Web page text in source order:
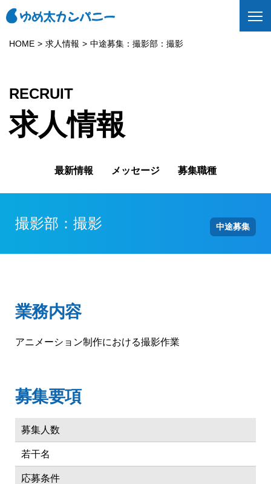
HOME 求人情報 中途募集：撮影部：撮影
RECRUIT
求人情報
最新情報 メッセージ 募集職種
撮影部：撮影 中途募集
業務内容
アニメーション制作における撮影作業
募集要項
募集人数
若干名
応募条件